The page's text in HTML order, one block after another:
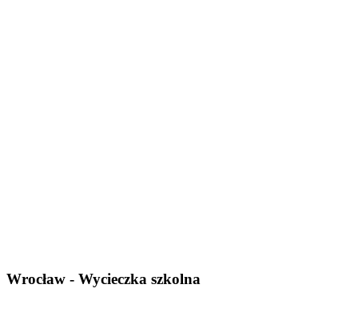
Wrocław - Wycieczka szkolna